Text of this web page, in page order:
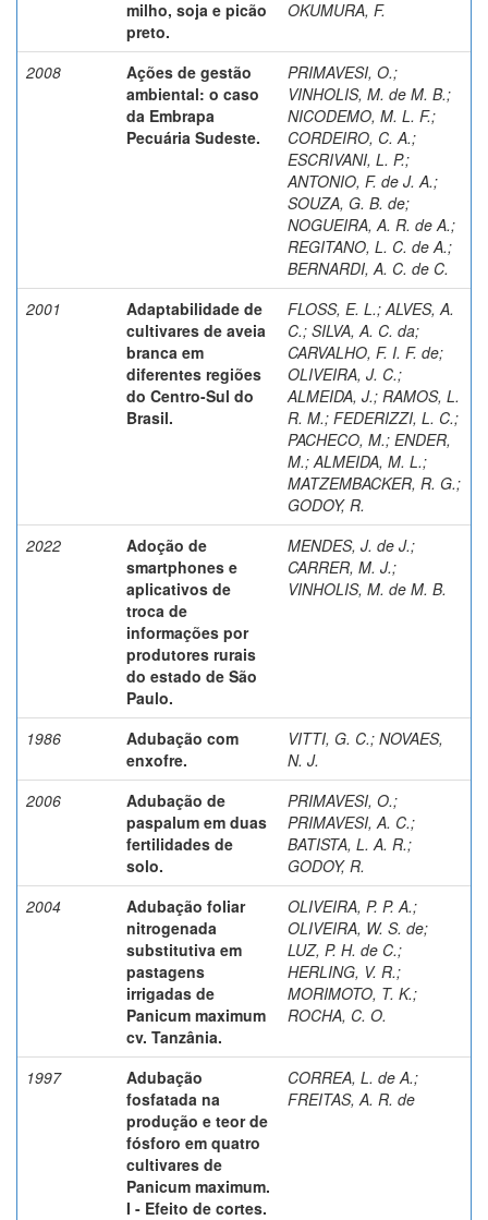
milho, soja e picão
preto.
OKUMURA, F.
2008
Ações de gestão
ambiental: o caso
da Embrapa
Pecuária Sudeste.
PRIMAVESI, O.;
VINHOLIS, M. de M. B.;
NICODEMO, M. L. F.;
CORDEIRO, C. A.;
ESCRIVANI, L. P.;
ANTONIO, F. de J. A.;
SOUZA, G. B. de;
NOGUEIRA, A. R. de A.;
REGITANO, L. C. de A.;
BERNARDI, A. C. de C.
2001
Adaptabilidade de
cultivares de aveia
branca em
diferentes regiões
do Centro-Sul do
Brasil.
FLOSS, E. L.; ALVES, A.
C.; SILVA, A. C. da;
CARVALHO, F. I. F. de;
OLIVEIRA, J. C.;
ALMEIDA, J.; RAMOS, L.
R. M.; FEDERIZZI, L. C.;
PACHECO, M.; ENDER,
M.; ALMEIDA, M. L.;
MATZEMBACKER, R. G.;
GODOY, R.
2022
Adoção de
smartphones e
aplicativos de
troca de
informações por
produtores rurais
do estado de São
Paulo.
MENDES, J. de J.;
CARRER, M. J.;
VINHOLIS, M. de M. B.
1986
Adubação com
enxofre.
VITTI, G. C.; NOVAES,
N. J.
2006
Adubação de
paspalum em duas
fertilidades de
solo.
PRIMAVESI, O.;
PRIMAVESI, A. C.;
BATISTA, L. A. R.;
GODOY, R.
2004
Adubação foliar
nitrogenada
substitutiva em
pastagens
irrigadas de
Panicum maximum
cv. Tanzânia.
OLIVEIRA, P. P. A.;
OLIVEIRA, W. S. de;
LUZ, P. H. de C.;
HERLING, V. R.;
MORIMOTO, T. K.;
ROCHA, C. O.
1997
Adubação
fosfatada na
produção e teor de
fósforo em quatro
cultivares de
Panicum maximum.
I - Efeito de cortes.
CORREA, L. de A.;
FREITAS, A. R. de